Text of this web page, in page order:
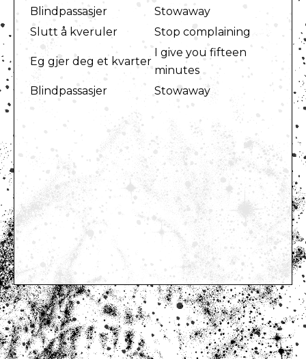
Blindpassasjer
Stowaway
Slutt å kveruler
Stop complaining
Eg gjer deg et kvarter
I give you fifteen
minutes
Blindpassasjer
Stowaway